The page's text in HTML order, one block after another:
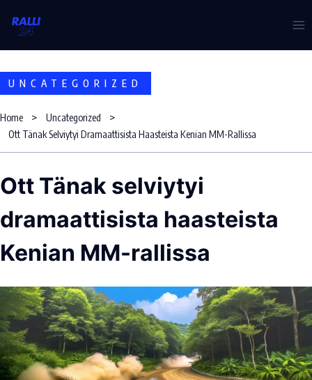
UNCATEGORIZED
Home
Uncategorized
Ott Tänak Selviytyi Dramaattisista Haasteista Kenian MM-Rallissa
Ott Tänak selviytyi
dramaattisista haasteista
Kenian MM-rallissa